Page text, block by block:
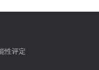
性评定